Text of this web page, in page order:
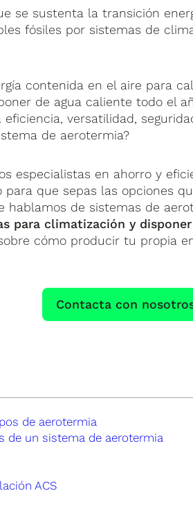
se sustenta la transición
fósiles por sistemas de
contenida en el aire para
de agua caliente todo el
versatilidad,
de aerotermia?
especialistas en ahorro y
para que sepas las opciones
hablamos de sistemas de
para climatización y
cómo producir tu propia
Contacta con
de aerotermia
de un sistema de aerotermia
ACS